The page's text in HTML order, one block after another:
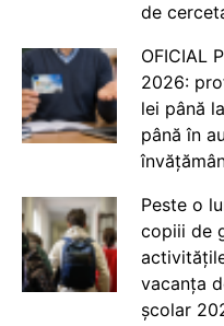
de
OFICIAL
2026:
lei până
până în
Peste o
copiii de
vacanța
școlar